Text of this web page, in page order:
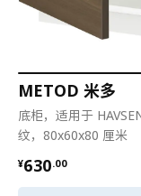
METOD 米多
底柜，适用于
纹，80x60x80 厘米
¥630.00
¥ 630.00